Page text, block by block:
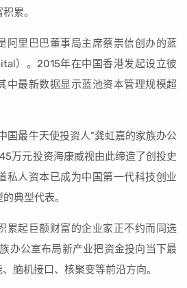
累。
阿里巴巴董事局主席蔡崇信创办的蓝
）。2015年在中国香港发起设立彼
中最新数据显示蓝池资本管理规模超
国最牛天使投资人”龚虹嘉的家族办公
万元投资海康威视由此缔造了创投史
私人资本已成为中国第一代科技创业
典型代表。
累起巨额财富的企业家正不约而同选
办公室布局新产业把资金投向当下最
脑机接口、核聚变等前沿方向。